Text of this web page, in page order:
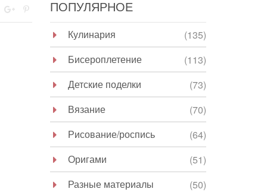
ПОПУЛЯРНОЕ
Кулинария
(135)
Бисероплетение
(113)
Детские поделки
(73)
Вязание
(70)
Рисование/роспись
(64)
Оригами
(51)
Разные материалы
(50)